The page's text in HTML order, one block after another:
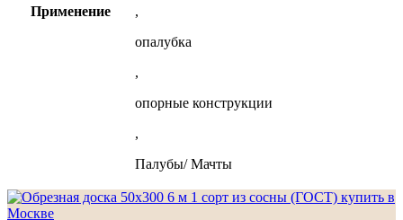
Применение
,
опалубка
,
опорные конструкции
,
Палубы/ Мачты